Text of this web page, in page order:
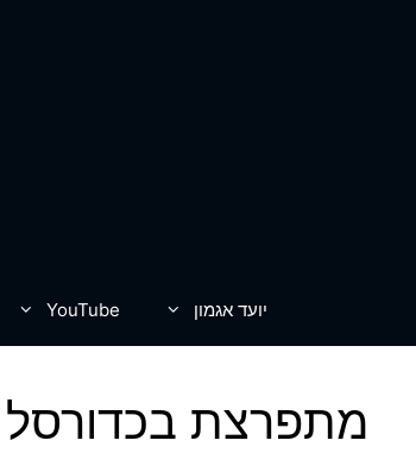
יועד אגמון YouTube
מתפרצת בכדורסל